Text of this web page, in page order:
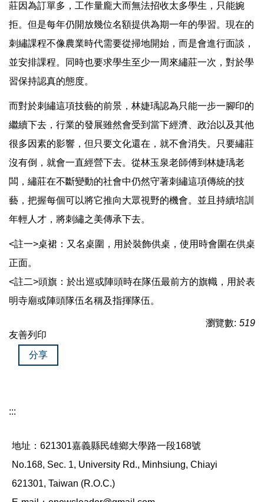
莊因為訂單多，工作量龐大而無法招收太多學生，只能婉
拒。但是每年仍開放幾位名額提供為期一年的學習。現在的
刺繡課程不像農業時代需要從掃地開始，而是會進行面談，
並安排課程。同時也要求學生至少一周來繡莊一次，對於學
習保持認真的態度。
而對於刺繡這項技藝的前景，林婕瑀認為只能一步一腳印的
繼續下去，行業的發展雖然會受到當下經濟、政治以及其他
很多因素的影響，但只要文化還在，就不會消失。只要繡莊
沒有倒，就會一直經營下去。從林玉泉老師傅到林婕瑀老
闆，繡莊在不斷變動的社會中仍然守著刺繡這項傳統的技
藝，把握每個可以將它推向大眾視野的機會。並且持續培訓
年輕人才，將刺繡之美傳承下去。
<註一>桌裙：又名桌圍，用於裝飾供桌，使用時會圍在供桌
正面。
<註二>頭旗：於出巡或陣頭時在隊伍最前方的旗幟，用於表
明寺廟或陣頭隊伍名稱及指揮隊伍。
瀏覽數: 519
友善列印
分享
:::
地址：621301嘉義縣民雄鄉大學路一段168號
No.168, Sec. 1, University Rd., Minhsiung, Chiayi
621301, Taiwan (R.O.C.)